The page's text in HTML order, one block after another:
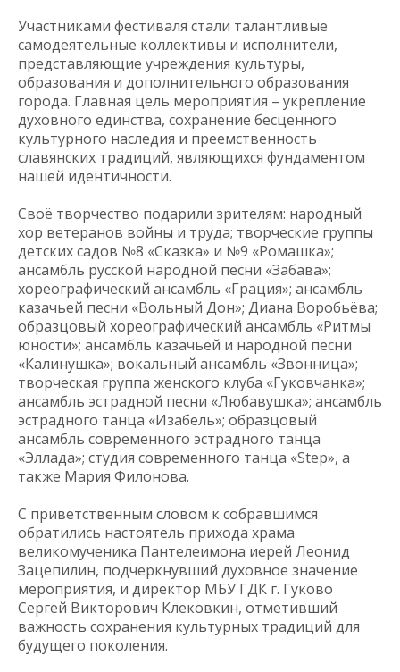
Участниками фестиваля стали талантливые
самодеятельные коллективы и исполнители,
представляющие учреждения культуры,
образования и дополнительного образования
города. Главная цель мероприятия – укрепление
духовного единства, сохранение бесценного
культурного наследия и преемственность
славянских традиций, являющихся фундаментом
нашей идентичности.
Своё творчество подарили зрителям: народный
хор ветеранов войны и труда; творческие группы
детских садов №8 «Сказка» и №9 «Ромашка»;
ансамбль русской народной песни «Забава»;
хореографический ансамбль «Грация»; ансамбль
казачьей песни «Вольный Дон»; Диана Воробьёва;
образцовый хореографический ансамбль «Ритмы
юности»; ансамбль казачьей и народной песни
«Калинушка»; вокальный ансамбль «Звонница»;
творческая группа женского клуба «Гуковчанка»;
ансамбль эстрадной песни «Любавушка»; ансамбль
эстрадного танца «Изабель»; образцовый
ансамбль современного эстрадного танца
«Эллада»; студия современного танца «Step», а
также Мария Филонова.
С приветственным словом к собравшимся
обратились настоятель прихода храма
великомученика Пантелеимона иерей Леонид
Зацепилин, подчеркнувший духовное значение
мероприятия, и директор МБУ ГДК г. Гуково
Сергей Викторович Клековкин, отметивший
важность сохранения культурных традиций для
будущего поколения.